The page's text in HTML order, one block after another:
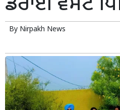
By Nirpakh News